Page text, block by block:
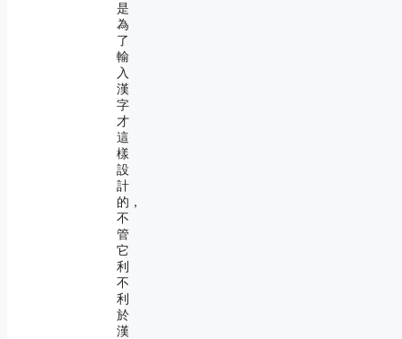
是
為
了
輸
入
漢
字
才
這
樣
設
計
的，
不
管
它
利
不
利
於
漢